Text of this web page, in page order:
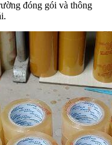
đóng gói và thông